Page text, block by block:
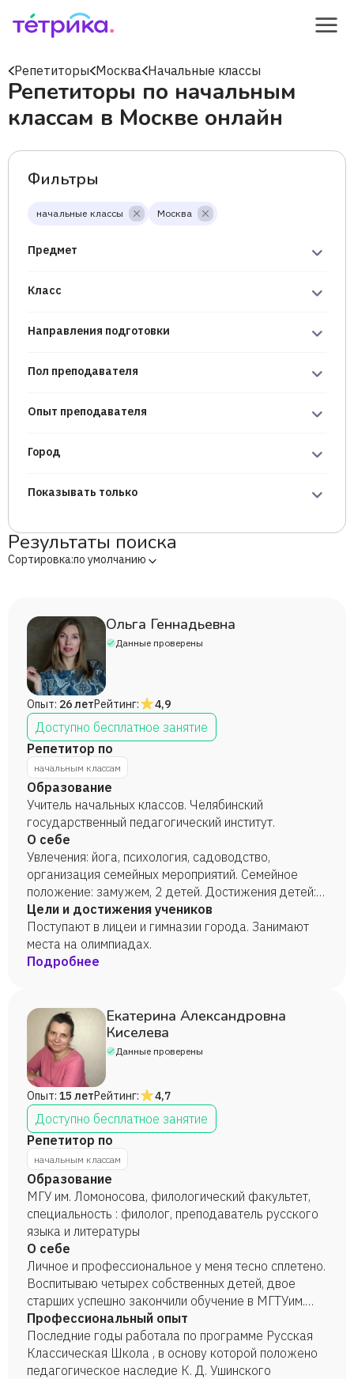
Репетиторы Москва Начальные классы
Репетиторы по начальным
классам в Москве онлайн
Результаты поиска
Сортировка:по умолчанию
Ольга Геннадьевна
Данные проверены
Опыт: 26 летРейтинг: 4,9
Доступно бесплатное занятие
Репетитор по
начальным классам
Образование
Учитель начальных классов. Челябинский
государственный педагогический институт.
О себе
Увлечения: йога, психология, садоводство,
организация семейных мероприятий. Семейное
положение: замужем, 2 детей. Достижения детей:
сын – 4-кратный победитель Всероссийской
Олимпиады Школьников, победитель
Международной юниорской естественно-научной
олимпиады в г. Пуна, Индия. Обучение на бюджете
Цели и достижения учеников
Поступают в лицеи и гимназии города. Занимают
места на олимпиадах.
Подробнее
Екатерина Александровна
Киселева
Данные проверены
Опыт: 15 летРейтинг: 4,7
Доступно бесплатное занятие
Репетитор по
начальным классам
Образование
МГУ им. Ломоносова, филологический факультет,
специальность : филолог, преподаватель русского
языка и литературы
О себе
Личное и профессиональное у меня тесно сплетено.
Воспитываю четырех собственных детей, двое
старших успешно закончили обучение в МГТУим.
Баумана и ВШЭ
Профессиональный опыт
Последние годы работала по программе Русская
Классическая Школа , в основу которой положено
педагогическое наследие К. Д. Ушинского
Фильтры
начальные классы Москва
Предмет
Класс
Направления подготовки
Пол преподавателя
Опыт преподавателя
Город
Показывать только